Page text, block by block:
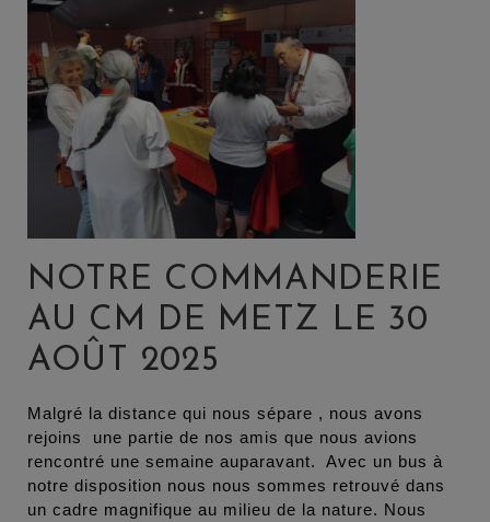
NOTRE COMMANDERIE
AU CM DE METZ LE 30
AOÛT 2025
Malgré la distance qui nous sépare , nous avons
rejoins une partie de nos amis que nous avions
rencontré une semaine auparavant. Avec un bus à
notre disposition nous nous sommes retrouvé dans
un cadre magnifique au milieu de la nature. Nous